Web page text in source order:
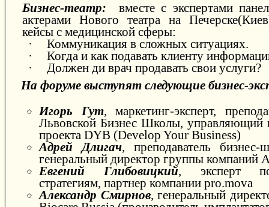
Бизнес-театр:
вместе с экспертами
актерами Нового театра на
кейсы с медицинской сферы:
·
Коммуникация в сложных ситуациях.
·
Когда и как подавать клиенту
·
Должен ди врач продавать свои услуги?
На форуме выступят следующие бизнес-
Игорь Гут, маркетинг-эксперт,
Львовской Бизнес Школы, управляющий
проекта DYB (Develop Your Business)
Адрей Длигач, преподаватель
генеральный директор группы компаний
Евгений Глибовицкий, эксперт
стратегиям, партнер компании pro.mova
Александр Смирнов, генеральный